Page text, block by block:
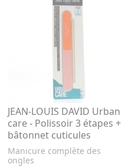
JEAN-LOUIS DAVID Urban
care - Polissoir 3 étapes +
bâtonnet cuticules
Manicure complète des
ongles